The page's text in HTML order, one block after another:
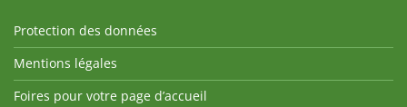
Protection des données
Mentions légales
Foires pour votre page d’accueil